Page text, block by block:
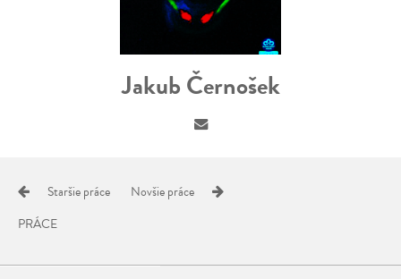
Jakub Černošek
Staršie práce
Novšie práce
PRÁCE